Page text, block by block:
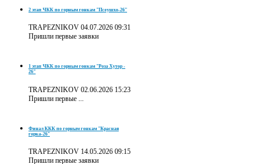
2 этап ЧКК по горным гонкам "Псеушхо-26"
TRAPEZNIKOV 04.07.2026 09:31
Пришли первые заявки
1 этап ЧКК по горным гонкам "Роза Хутор -
26"
TRAPEZNIKOV 02.06.2026 15:23
Пришли первые ...
Финал ККК по горным гонкам "Красная
горка-26"
TRAPEZNIKOV 14.05.2026 09:15
Пришли первые заявки